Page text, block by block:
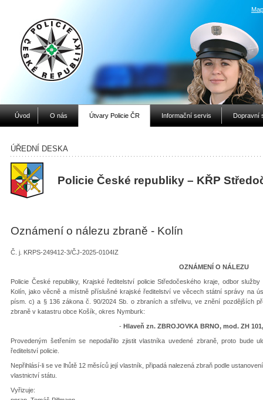
Úvod O nás Útvary Policie ČR Informační servis Dopravní
ÚŘEDNÍ DESKA
Policie České republiky – KŘP
Oznámení o nálezu zbraně - Kolín
Č. j. KRPS-249412-3/ČJ-2025-0104IZ
OZNÁMENÍ O NÁLEZU
Policie České republiky, Krajské ředitelství policie Středočeského kraje, odbor
Kolín, jako věcně a místně příslušné krajské ředitelství ve věcech státní správy na
písm. c) a § 136 zákona č. 90/2024 Sb. o zbraních a střelivu, ve znění pozdějších
zbraně v katastru obce Košík, okres Nymburk:
- Hlaveň zn. ZBROJOVKA BRNO, mod. ZH
Provedeným šetřením se nepodařilo zjistit vlastníka uvedené zbraně, proto bude
ředitelství policie.
Nepřihlásí-li se ve lhůtě 12 měsíců její vlastník, připadá nalezená zbraň podle
vlastnictví státu.
Vyřizuje: